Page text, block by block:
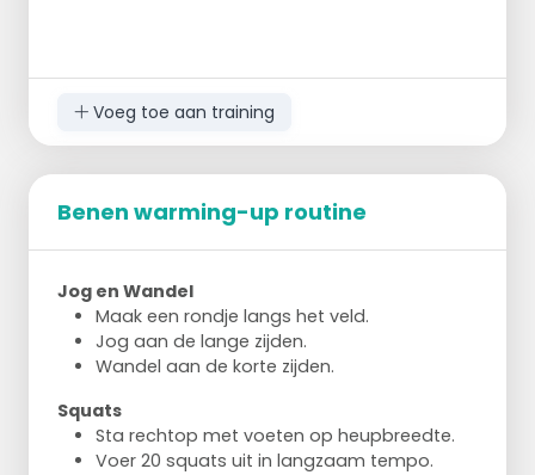
Voeg toe aan training
Benen warming-up routine
Jog en Wandel
Maak een rondje langs het veld.
Jog aan de lange zijden.
Wandel aan de korte zijden.
Squats
Sta rechtop met voeten op heupbreedte.
Voer 20 squats uit in langzaam tempo.